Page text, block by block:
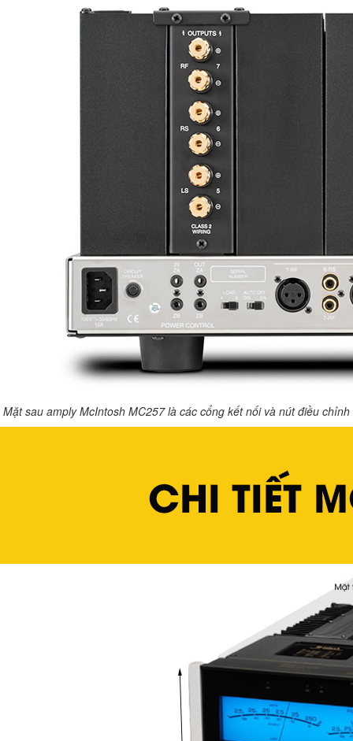
Mặt sau amply McIntosh MC257 là các cổng kết nối và nút điều chỉnh